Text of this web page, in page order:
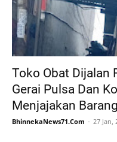
Toko Obat Dijalan
Gerai Pulsa Dan
Menjajakan
BhinnekaNews71.Com 27 Jan,